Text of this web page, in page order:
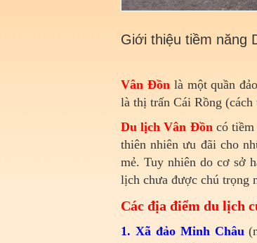
Giới thiệu tiềm năng
Vân Đồn là một quần
là thị trấn Cái Rồng
Du lịch Vân Đồn có
thiên nhiên ưu đãi cho
mẻ. Tuy nhiên do cơ sở
lịch chưa được chú trọng
Các địa điểm du lịch
1. Xã đảo Minh Châu